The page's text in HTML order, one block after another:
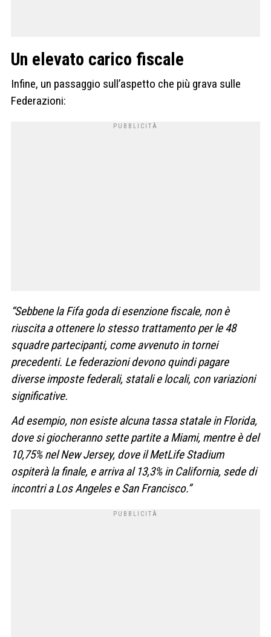
Un elevato carico fiscale
Infine, un passaggio sull’aspetto che più grava sulle
Federazioni:
“Sebbene la Fifa goda di esenzione fiscale, non è
riuscita a ottenere lo stesso trattamento per le 48
squadre partecipanti, come avvenuto in tornei
precedenti. Le federazioni devono quindi pagare
diverse imposte federali, statali e locali, con variazioni
significative.
Ad esempio, non esiste alcuna tassa statale in Florida,
dove si giocheranno sette partite a Miami, mentre è del
10,75% nel New Jersey, dove il MetLife Stadium
ospiterà la finale, e arriva al 13,3% in California, sede di
incontri a Los Angeles e San Francisco.”